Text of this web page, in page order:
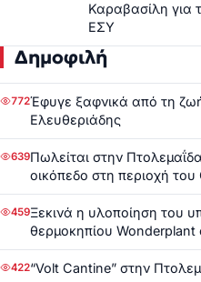
Καραβασίλη για
ΕΣΥ
Δημοφιλή
772Έφυγε ξαφνικά από τη
Ελευθεριάδης
639Πωλείται στην
οικόπεδο στη περιοχή
459Ξεκινά η υλοποίηση του
θερμοκηπίου Wonderplant
422“Volt Cantine” στην